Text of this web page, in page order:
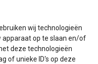
wij technologieën
apparaat op te slaan en/of
deze technologieën
of unieke ID's op deze